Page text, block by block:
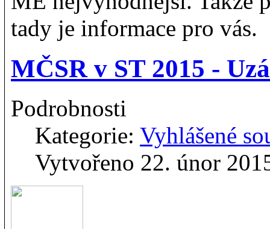
tady je informace pro vás.
MČSR v ST 2015 -
Podrobnosti
Kategorie: Vyhlášené
Vytvořeno 22. únor